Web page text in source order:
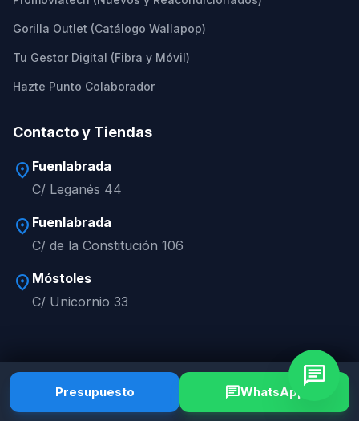
Gorilla Outlet (Catálogo Wallapop)
Tu Gestor Digital (Fibra y Móvil)
Hazte Punto Colaborador
Contacto y Tiendas
location_on Fuenlabrada
C/ Leganés 44
location_on Fuenlabrada
C/ de la Constitución 106
location_on Móstoles
C/ Unicornio 33
© 2026 Reparaturobot. Todos los derechos reservados.
Aviso LegalPrivacidad CookiesTérminos chat
Presupuesto chatWhatsApp